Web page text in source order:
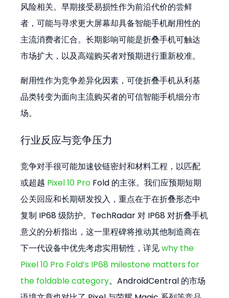
风险相关。早期接受易损性作为前沿代价的尝鲜
者，可能与寻求更大屏幕却具备智能手机耐用性的
主流消费者汇合。长期影响可能是折叠手机可触达
市场扩大，以及高端购买者对预期进行重新校准。
耐用性作为竞争差异化因素，可使折叠手机从利基
品类转变为面向主流购买者的可信智能手机细分市
场。
行业反应与竞争压力
竞争对手很可能加速铰链密封和材料工程，以匹配
或超越 Pixel 10 Pro Fold 的主张。我们应预期短期
公关回应和长期研发投入，重点在于在折叠形态中
复制 IP68 级防护。TechRadar 对 IP68 对折叠手机
意义的分析指出，这一里程碑将推动其他制造商在
下一代设备中优先考虑实用韧性，详见 why the
Pixel 10 Pro Fold’s IP68 milestone matters for
the foldable category。AndroidCentral 的市场